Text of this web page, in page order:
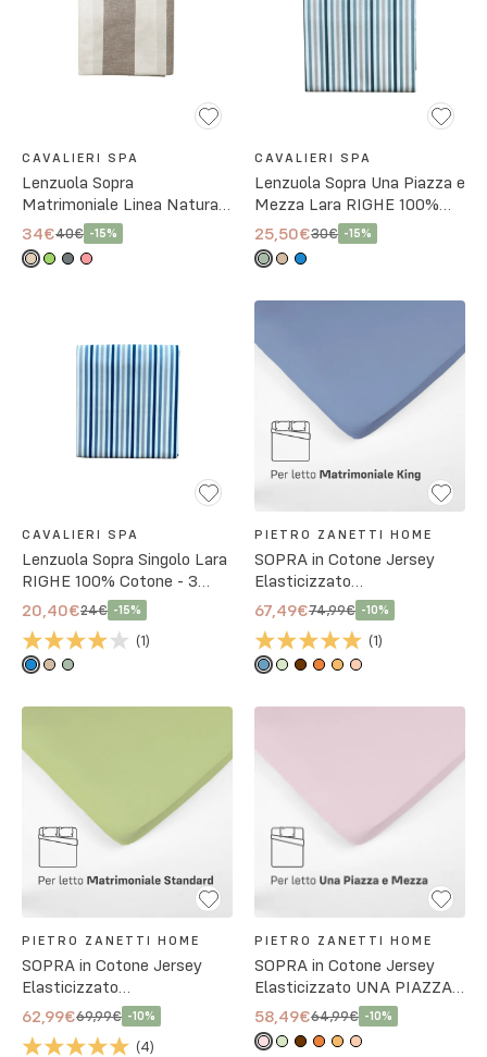
CAVALIERI SPA
Lenzuola Sopra
Matrimoniale Linea Natura
Ermes 100% Cotone - 4
Colori
34€40€ -15%
CAVALIERI SPA
Lenzuola Sopra Una Piazza e
Mezza Lara RIGHE 100%
Cotone - 3 Colori
25,50€30€ -15%
CAVALIERI SPA
Lenzuola Sopra Singolo Lara
RIGHE 100% Cotone - 3
Colori
20,40€24€ -15%
(1)
PIETRO ZANETTI HOME
SOPRA in Cotone Jersey
Elasticizzato
MATRIMONIALE KING
67,49€74,99€ -10%
(1)
PIETRO ZANETTI HOME
SOPRA in Cotone Jersey
Elasticizzato
MATRIMONIALE
STANDARD
62,99€69,99€ -10%
(4)
PIETRO ZANETTI HOME
SOPRA in Cotone Jersey
Elasticizzato UNA PIAZZA
E MEZZA
58,49€64,99€ -10%